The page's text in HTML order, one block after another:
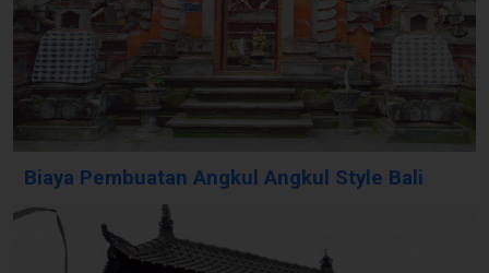
Biaya Pembuatan Angkul Angkul Style Bali